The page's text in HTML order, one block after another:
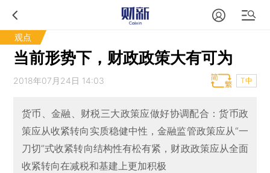
观点
当前形势下，财政政策大有可为
2018年07月24日 14:03 T中
货币、金融、财税三大政策应做好协调配合：货币政
策应从收紧转向实质稳健中性，金融监管政策应从“一
刀切”式收紧转向结构性有松有紧，财政政策应从全面
收紧转向在减税和基建上更加积极